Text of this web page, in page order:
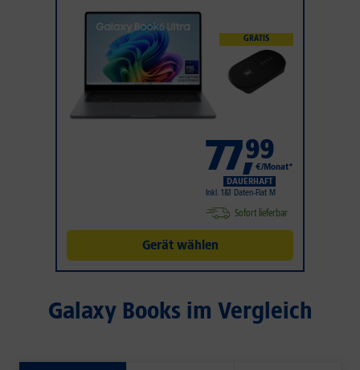
GRATIS
77,99
€/Monat*
DAUERHAFT
Inkl. 1&1 Daten-Flat M
Sofort lieferbar
Gerät wählen
Galaxy Books im Vergleich